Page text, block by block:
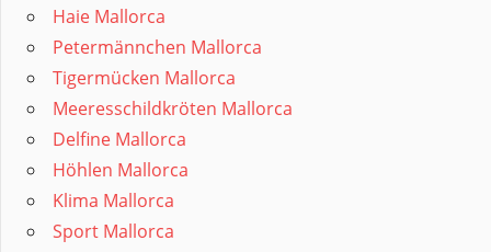
Haie Mallorca
Petermännchen Mallorca
Tigermücken Mallorca
Meeresschildkröten Mallorca
Delfine Mallorca
Höhlen Mallorca
Klima Mallorca
Sport Mallorca